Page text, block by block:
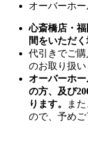
オーバーホ
心斎橋店・
間をいただく
代引きでご
のお取り扱い
オーバーホ
の方、及び
ります。
ま
ので、予めご